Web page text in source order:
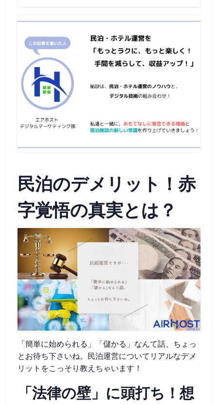
民泊のデメリット！赤
字覚悟の真実とは？
「簡単に始められる」「儲かる」なんて話、ちょっ
とお待ち下さいね。民泊運営についてリアルなデメ
リットをこっそり教えちゃいます！
「法律の壁」に頭打ち！想